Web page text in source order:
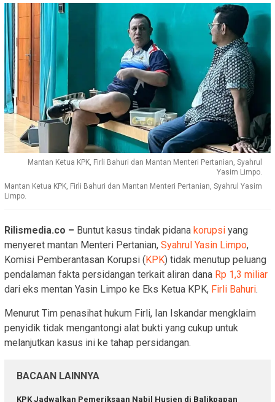
Mantan Ketua KPK, Firli Bahuri dan Mantan Menteri Pertanian, Syahrul
Yasim Limpo.
Mantan Ketua KPK, Firli Bahuri dan Mantan Menteri Pertanian, Syahrul Yasim
Limpo.
Rilismedia.co – Buntut kasus tindak pidana korupsi yang
menyeret mantan Menteri Pertanian, Syahrul Yasin Limpo,
Komisi Pemberantasan Korupsi ( KPK) tidak menutup peluang
pendalaman fakta persidangan terkait aliran dana Rp 1,3 miliar
dari eks mentan Yasin Limpo ke Eks Ketua KPK, Firli Bahuri.
Menurut Tim penasihat hukum Firli, Ian Iskandar mengklaim
penyidik tidak mengantongi alat bukti yang cukup untuk
melanjutkan kasus ini ke tahap persidangan.
BACAAN LAINNYA
KPK Jadwalkan Pemeriksaan Nabil Husien di Balikpapan